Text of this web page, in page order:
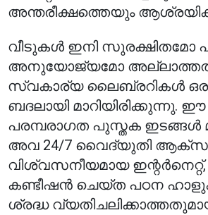
അന്തരീക്ഷത്തെയും
വീടുകൾ ഇനി സുരക്ഷിതമോ
അനുയോജ്യമോ
സ്വകാര്യ ലൈബ്രറികൾ
ബദലായി
പരമ്പരാഗത പുസ്തക ഇടങ്ങൾ
അവ 24/7 വൈദ്യുതി
വിശ്വസനീയമായ
കണ്ടീഷൻ ചെയ്ത പഠന
ശ്രദ്ധ